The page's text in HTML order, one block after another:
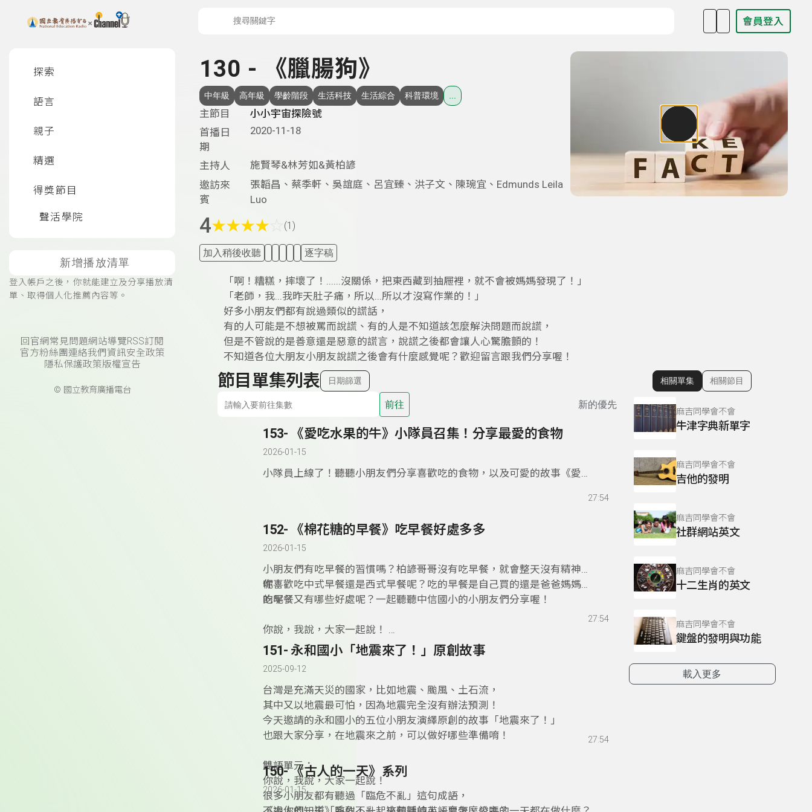
上方功能區塊 會員登入
探索
語言
親子
精選
得獎節目
聲活學院
新增播放清單
登入帳戶之後，你就能建立及分享播放清
單、取得個人化推薦內容等。
回官網常見問題網站導覽RSS訂閱
官方粉絲團連絡我們 資訊安全政策
隱私保護政策版權宣告
© 國立教育廣播電台
130 - 《臘腸狗》
中年級 高年級 學齡階段 生活科技 生活綜合 科普環境
主節目
小小宇宙探險號
首播日
期
2020-11-18
主持人
施賢琴&林芳如&黃柏諺
邀訪來
賓
張韜昌、蔡季軒、吳誼庭、呂宜臻、洪子文、陳琬宜、Edmunds Leila
Luo
4★★★★ (1)
加入稍後收聽 逐字稿
「啊！糟糕，摔壞了！......沒關係，把東西藏到抽屜裡，就不會被媽媽發現了！」
「老師，我...我昨天肚子痛，所以...所以才沒寫作業的！」
好多小朋友們都有說過類似的謊話，
有的人可能是不想被罵而說謊、有的人是不知道該怎麼解決問題而說謊，
但是不管說的是善意還是惡意的謊言，說謊之後都會讓人心驚膽顫的！
不知道各位大朋友小朋友說謊之後會有什麼感覺呢？歡迎留言跟我們分享喔！
節目單集列表 日期篩選
前往 新的優先
153- 《愛吃水果的牛》小隊員召集！分享最愛的食物
2026-01-15
小隊員上線了！聽聽小朋友們分享喜歡吃的食物，以及可愛的故事《愛吃
➡️➡️例如：sweet, tart, juicy, crunchy, mealy
快打開《你說，我說，大家一起說！》跟著Nora老師一起學英文囉！
27:54
152- 《棉花糖的早餐》吃早餐好處多多
2026-01-15
小朋友們有吃早餐的習慣嗎？柏諺哥哥沒有吃早餐，就會整天沒有精神
呢！
你喜歡吃中式早餐還是西式早餐呢？吃的早餐是自己買的還是爸爸媽媽做
的呢？
吃早餐又有哪些好處呢？一起聽聽中信國小的小朋友們分享喔！
你說，我說，大家一起說！
很多小朋友都有聽過「民以食為天」這句話，
不過你們知道「民以食為天」這句話的英語要怎麼說嗎？
➡️➡️答案是：「Bread is the staff of life.」
想知道這句話中有哪些單字片語可以學習嗎？
快打開《你說，我說，大家一起說！》跟著Nora老師一起學英文囉！
27:54
151- 永和國小「地震來了！」原創故事
2025-09-12
台灣是充滿天災的國家，比如地震、颱風、土石流，
其中又以地震最可怕，因為地震完全沒有辦法預測！
今天邀請的永和國小的五位小朋友演繹原創的故事「地震來了！」
也跟大家分享，在地震來之前，可以做好哪些準備唷！
雙語單元：
你說，我說，大家一起說！
很多小朋友都有聽過「臨危不亂」這句成語，
27:54
150- 《古人的一天》系列
2026-01-15
顯示相關單集
相關單集 相關節目
麻吉同學會不會
牛津字典新單字
麻吉同學會不會
吉他的發明
麻吉同學會不會
社群網站英文
麻吉同學會不會
十二生肖的英文
麻吉同學會不會
鍵盤的發明與功能
載入更多